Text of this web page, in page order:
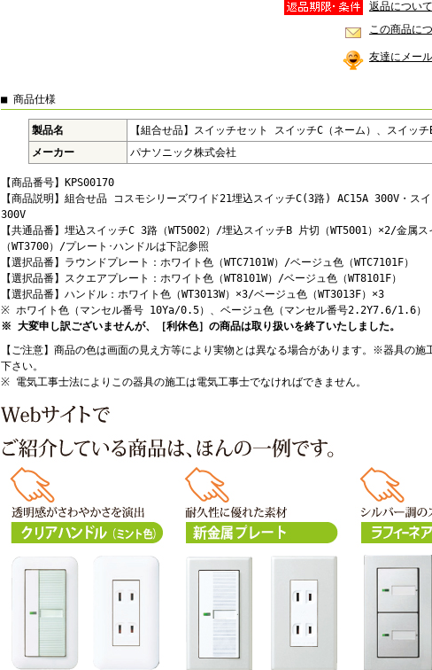
返品につい
この商品に
友達にメー
■ 商品仕様
製品名
【組合せ品】スイッチセット スイッチC（ネーム）、スイッ
メーカー
パナソニック株式会社
【商品番号】KPS00170
【商品説明】組合せ品 コスモシリーズワイド21埋込スイッチC(3路) AC15A 300V・ス
300V
【共通品番】埋込スイッチC 3路（WT5002）/埋込スイッチB 片切（WT5001）×2/金属ス
（WT3700）/プレート･ハンドルは下記参照
【選択品番】ラウンドプレート：ホワイト色（WTC7101W）/ベージュ色（WTC7101F）
【選択品番】スクエアプレート：ホワイト色（WT8101W）/ベージュ色（WT8101F）
【選択品番】ハンドル：ホワイト色（WT3013W）×3/ベージュ色（WT3013F）×3
※ ホワイト色（マンセル番号 10Ya/0.5）、ベージュ色（マンセル番号2.2Y7.6/1.6）
※ 大変申し訳ございませんが、［利休色］の商品は取り扱いを終了いたしました。
【ご注意】商品の色は画面の見え方等により実物とは異なる場合があります。※器具の施
下さい。
※ 電気工事士法によりこの器具の施工は電気工事士でなければできません。